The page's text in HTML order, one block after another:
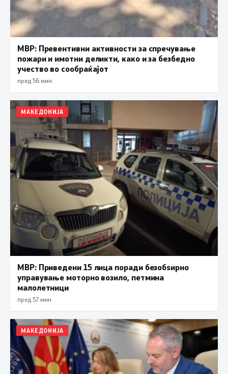
МВР: Превентивни активности за спречување
пожари и имотни деликти, како и за безбедно
учество во сообраќајот
пред 56 мин.
МАКЕДОНИЈА
МВР: Приведени 15 лица поради безобѕирно
управување моторно возило, петмина
малолетници
пред 57 мин.
МАКЕДОНИЈА